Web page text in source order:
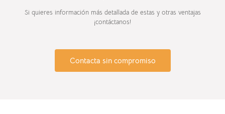
Si quieres información más detallada de estas y otras ventajas
¡contáctanos!
Contacta sin compromiso